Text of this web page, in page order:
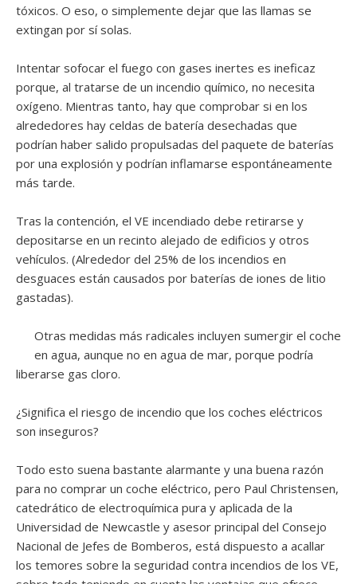
tóxicos. O eso, o simplemente dejar que las llamas se
extingan por sí solas.
Intentar sofocar el fuego con gases inertes es ineficaz
porque, al tratarse de un incendio químico, no necesita
oxígeno. Mientras tanto, hay que comprobar si en los
alrededores hay celdas de batería desechadas que
podrían haber salido propulsadas del paquete de baterías
por una explosión y podrían inflamarse espontáneamente
más tarde.
Tras la contención, el VE incendiado debe retirarse y
depositarse en un recinto alejado de edificios y otros
vehículos. (Alrededor del 25% de los incendios en
desguaces están causados por baterías de iones de litio
gastadas).
Otras medidas más radicales incluyen sumergir el coche
en agua, aunque no en agua de mar, porque podría
liberarse gas cloro.
¿Significa el riesgo de incendio que los coches eléctricos
son inseguros?
Todo esto suena bastante alarmante y una buena razón
para no comprar un coche eléctrico, pero Paul Christensen,
catedrático de electroquímica pura y aplicada de la
Universidad de Newcastle y asesor principal del Consejo
Nacional de Jefes de Bomberos, está dispuesto a acallar
los temores sobre la seguridad contra incendios de los VE,